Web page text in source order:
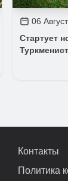
06
Стартует
Контакты
Политика